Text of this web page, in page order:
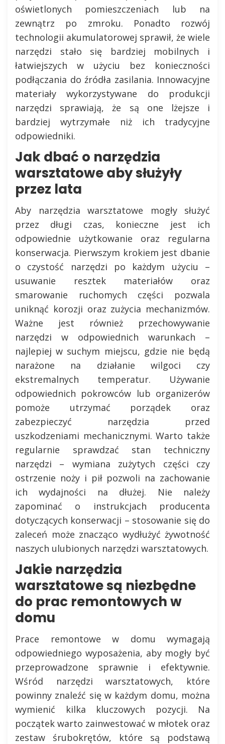
oświetlonych pomieszczeniach lub na
zewnątrz po zmroku. Ponadto rozwój
technologii akumulatorowej sprawił, że wiele
narzędzi stało się bardziej mobilnych i
łatwiejszych w użyciu bez konieczności
podłączania do źródła zasilania. Innowacyjne
materiały wykorzystywane do produkcji
narzędzi sprawiają, że są one lżejsze i
bardziej wytrzymałe niż ich tradycyjne
odpowiedniki.
Jak dbać o narzędzia
warsztatowe aby służyły
przez lata
Aby narzędzia warsztatowe mogły służyć
przez długi czas, konieczne jest ich
odpowiednie użytkowanie oraz regularna
konserwacja. Pierwszym krokiem jest dbanie
o czystość narzędzi po każdym użyciu –
usuwanie resztek materiałów oraz
smarowanie ruchomych części pozwala
uniknąć korozji oraz zużycia mechanizmów.
Ważne jest również przechowywanie
narzędzi w odpowiednich warunkach –
najlepiej w suchym miejscu, gdzie nie będą
narażone na działanie wilgoci czy
ekstremalnych temperatur. Używanie
odpowiednich pokrowców lub organizerów
pomoże utrzymać porządek oraz
zabezpieczyć narzędzia przed
uszkodzeniami mechanicznymi. Warto także
regularnie sprawdzać stan techniczny
narzędzi – wymiana zużytych części czy
ostrzenie noży i pił pozwoli na zachowanie
ich wydajności na dłużej. Nie należy
zapominać o instrukcjach producenta
dotyczących konserwacji – stosowanie się do
zaleceń może znacząco wydłużyć żywotność
naszych ulubionych narzędzi warsztatowych.
Jakie narzędzia
warsztatowe są niezbędne
do prac remontowych w
domu
Prace remontowe w domu wymagają
odpowiedniego wyposażenia, aby mogły być
przeprowadzone sprawnie i efektywnie.
Wśród narzędzi warsztatowych, które
powinny znaleźć się w każdym domu, można
wymienić kilka kluczowych pozycji. Na
początek warto zainwestować w młotek oraz
zestaw śrubokrętów, które są podstawą